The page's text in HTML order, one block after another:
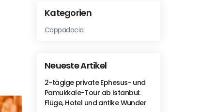
Kategorien
Cappadocia
Neueste Artikel
2-tägige private Ephesus- und
Pamukkale-Tour ab Istanbul:
Flüge, Hotel und antike Wunder